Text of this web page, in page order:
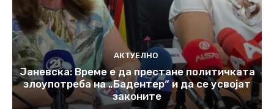
АКТУЕЛНО
Јаневска: Време е да престане политичката
злоупотреба на „Бадентер“ и да се усвојат
законите